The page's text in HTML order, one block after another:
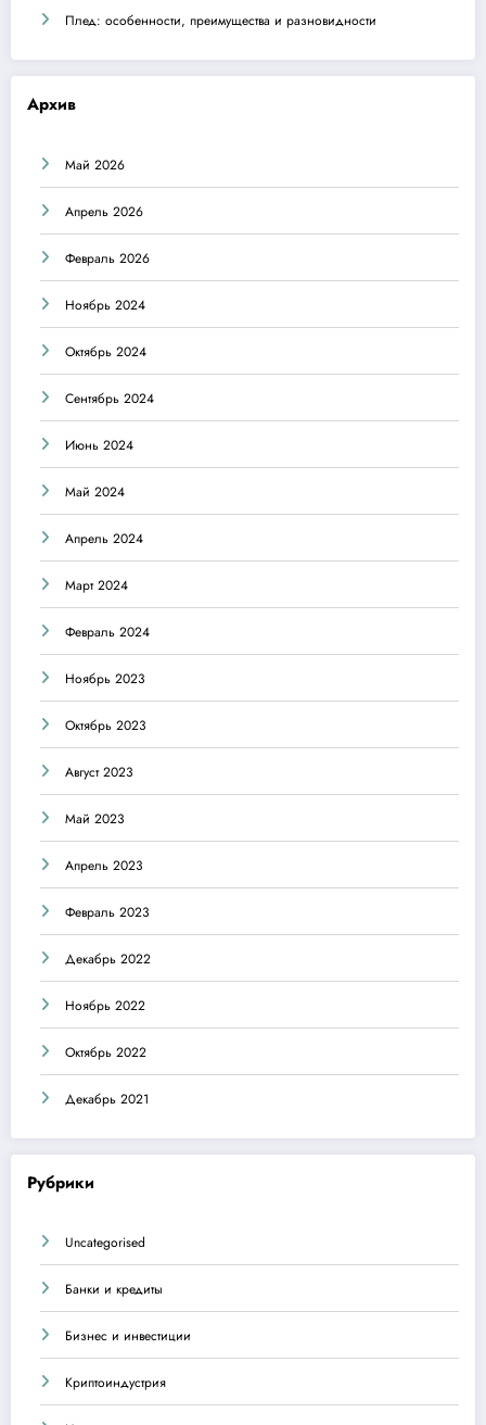
Плед: особенности, преимущества и разновидности
Архив
Май 2026
Апрель 2026
Февраль 2026
Ноябрь 2024
Октябрь 2024
Сентябрь 2024
Июнь 2024
Май 2024
Апрель 2024
Март 2024
Февраль 2024
Ноябрь 2023
Октябрь 2023
Август 2023
Май 2023
Апрель 2023
Февраль 2023
Декабрь 2022
Ноябрь 2022
Октябрь 2022
Декабрь 2021
Рубрики
Uncategorised
Банки и кредиты
Бизнес и инвестиции
Криптоиндустрия